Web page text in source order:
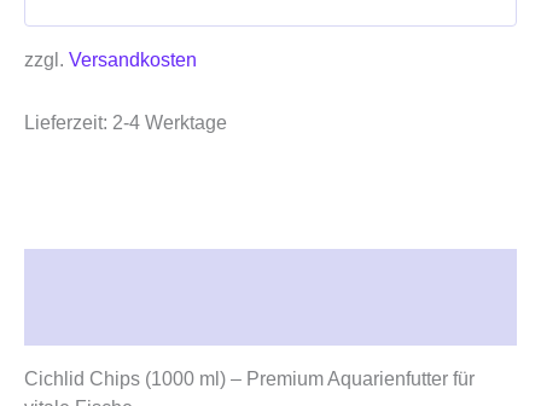
zzgl. Versandkosten
Lieferzeit: 2-4 Werktage
Cichlid Chips (1000 ml) – Premium Aquarienfutter für